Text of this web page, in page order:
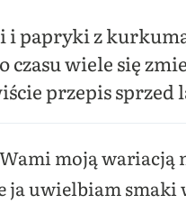
i papryki z
czasu wiele się
przepis
moją
ja uwielbiam